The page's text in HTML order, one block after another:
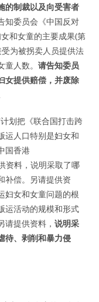
的制裁以及向受害者
知委员会《中国反对
和女童的主要成果(第
为被拐卖人员提供法
童人数。请告知委员
女提供赔偿，并废除
划把《联合国打击跨
运人口特别是妇女和
国香港
资料，说明采取了哪
补偿。另请提供资
妇女和女童问题的根
运活动的规模和形式
请提供资料，说明采
待、剥削和暴力侵